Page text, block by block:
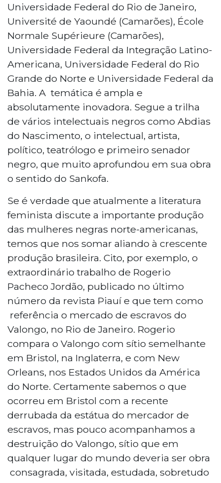
Universidade Federal do Rio de Janeiro,
Université de Yaoundé (Camarões), École
Normale Supérieure (Camarões),
Universidade Federal da Integração Latino-
Americana, Universidade Federal do Rio
Grande do Norte e Universidade Federal da
Bahia. A temática é ampla e
absolutamente inovadora. Segue a trilha
de vários intelectuais negros como Abdias
do Nascimento, o intelectual, artista,
político, teatrólogo e primeiro senador
negro, que muito aprofundou em sua obra
o sentido do Sankofa.
Se é verdade que atualmente a literatura
feminista discute a importante produção
das mulheres negras norte-americanas,
temos que nos somar aliando à crescente
produção brasileira. Cito, por exemplo, o
extraordinário trabalho de Rogerio
Pacheco Jordão, publicado no último
número da revista Piauí e que tem como
referência o mercado de escravos do
Valongo, no Rio de Janeiro. Rogerio
compara o Valongo com sítio semelhante
em Bristol, na Inglaterra, e com New
Orleans, nos Estados Unidos da América
do Norte. Certamente sabemos o que
ocorreu em Bristol com a recente
derrubada da estátua do mercador de
escravos, mas pouco acompanhamos a
destruição do Valongo, sítio que em
qualquer lugar do mundo deveria ser obra
consagrada, visitada, estudada, sobretudo